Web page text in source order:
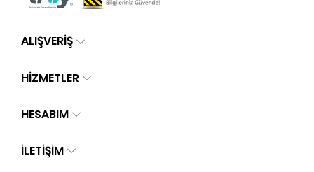
ALIŞVERİŞ
HİZMETLER
HESABIM
İLETIŞIM